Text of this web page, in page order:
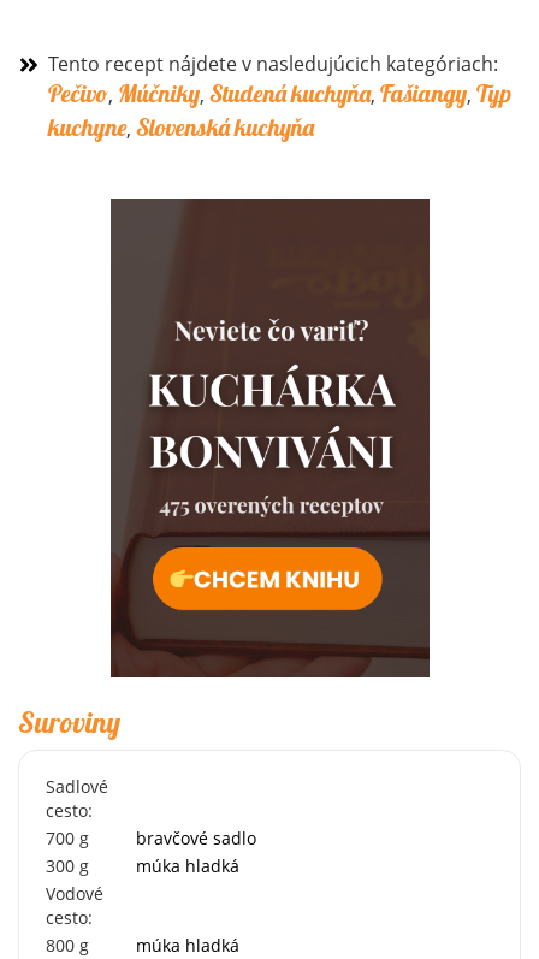
Tento recept nájdete v nasledujúcich kategóriach:
Pečivo, Múčniky, Studená kuchyňa, Fašiangy, Typ
kuchyne, Slovenská kuchyňa
Suroviny
Sadlové
cesto:
700 g
bravčové sadlo
300 g
múka hladká
Vodové
cesto:
800 g
múka hladká